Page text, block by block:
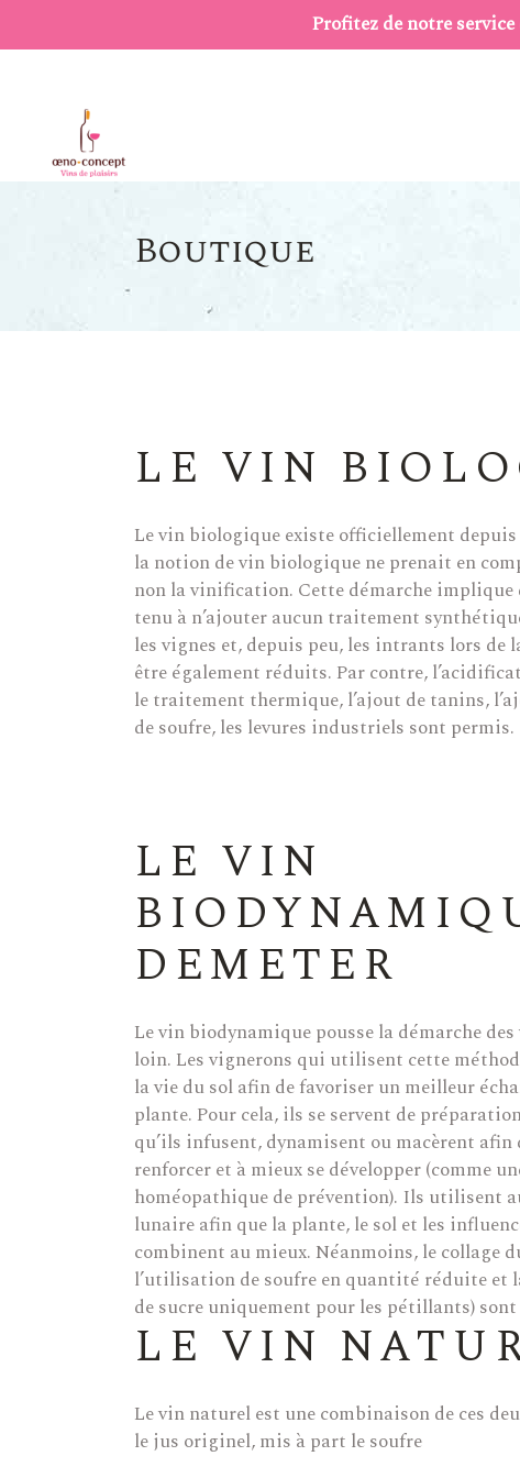
Profitez de notre
LE VIN
Le vin biologique existe officiellement
la notion de vin biologique ne prenait en
non la vinification. Cette démarche
tenu à n’ajouter aucun traitement
les vignes et, depuis peu, les intrants lors
être également réduits. Par contre,
le traitement thermique, l’ajout de tanins,
de soufre, les levures industriels sont permis.
LE VIN
DEMETER
Le vin biodynamique pousse la démarche
loin. Les vignerons qui utilisent cette
la vie du sol afin de favoriser un meilleur
plante. Pour cela, ils se servent de
qu’ils infusent, dynamisent ou macèrent afin
renforcer et à mieux se développer (comme
homéopathique de prévention). Ils utilisent
lunaire afin que la plante, le sol et les
combinent au mieux. Néanmoins, le collage
l’utilisation de soufre en quantité réduite et
de sucre uniquement pour les pétillants)
LE VIN
Le vin naturel est une combinaison de ces
le jus originel, mis à part le soufre